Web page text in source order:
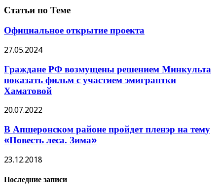
Статьи по Теме
Официальное открытие проекта
27.05.2024
Граждане РФ возмущены решением Минкульта
показать фильм с участием эмигрантки
Хаматовой
20.07.2022
В Апшеронском районе пройдет пленэр на тему
«Повесть леса. Зима»
23.12.2018
Последние записи